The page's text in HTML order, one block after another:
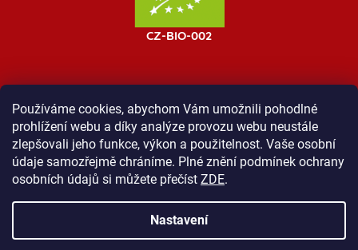
Používáme cookies, abychom Vám umožnili pohodlné
prohlížení webu a díky analýze provozu webu neustále
zlepšovali jeho funkce, výkon a použitelnost. Vaše osobní
údaje samozřejmě chráníme. Plné znění podmínek ochrany
osobních údajů si můžete přečíst ZDE.
Nastavení
MOST ProTibet Vše o nákupu
Obchodní podmínky
Zásady ochrany osobních údajů
Kontakt
Vytvořil Shoptet